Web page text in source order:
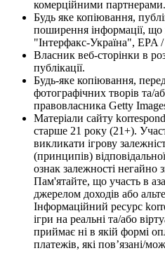
комерційними партнерами.
Будь яке копіювання,
поширення інформації, що
"Інтерфакс-Україна", EPA
Власник веб-сторінки в
публікації.
Будь-яке копіювання,
фотографічних творів та/
правовласника Getty
Матеріали сайту
старше 21 року (21+).
викликати ігрову
(принципів)
ознак залежності негайно
Пам'ятайте, що участь в
джерелом доходів або
Інформаційний ресурс
ігри на реальні та/або
приймає ні в якій формі
платежів, які пов’язані/